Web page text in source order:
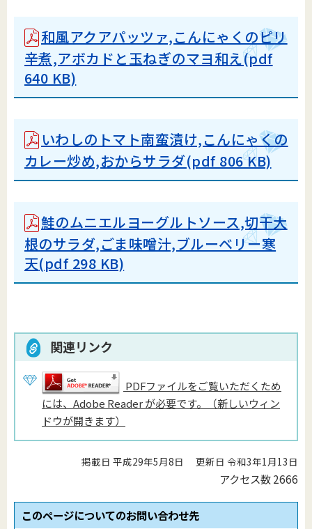
和風アクアパッツァ,こんにゃくのピリ
辛煮,アボカドと玉ねぎのマヨ和え(pdf
640 KB)
いわしのトマト南蛮漬け,こんにゃくの
カレー炒め,おからサラダ(pdf 806 KB)
鮭のムニエルヨーグルトソース,切干大
根のサラダ,ごま味噌汁,ブルーベリー寒
天(pdf 298 KB)
関連リンク
PDFファイルをご覧いただくため
には、Adobe Reader が必要です。（新しいウィン
ドウが開きます）
掲載日 平成29年5月8日 更新日 令和3年1月13日
アクセス数2666
このページについてのお問い合わせ先